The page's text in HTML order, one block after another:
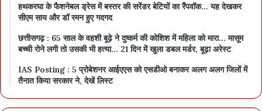
हथकरघा के फैशनेबल ड्रेस में बस्तर की सरेंडर बेटियों का रैंपवॉक… यह देखकर
सीएम साय और डॉ रमन हुए गदगद
छत्तीसगढ़ : 65 साल के वहशी बूढ़े ने दुष्कर्म की कोशिश में महिला को मारा… मासूम
बच्ची रोने लगी तो उसकी भी हत्या… 21 दिन में खुला डबल मर्डर, बूढ़ा अरेस्ट
IAS Posting : 5 प्रोबेशनर आईएएस को एसडीओ बनाकर अलग अलग जिलों में
तैनात किया सरकार ने, देखें लिस्ट